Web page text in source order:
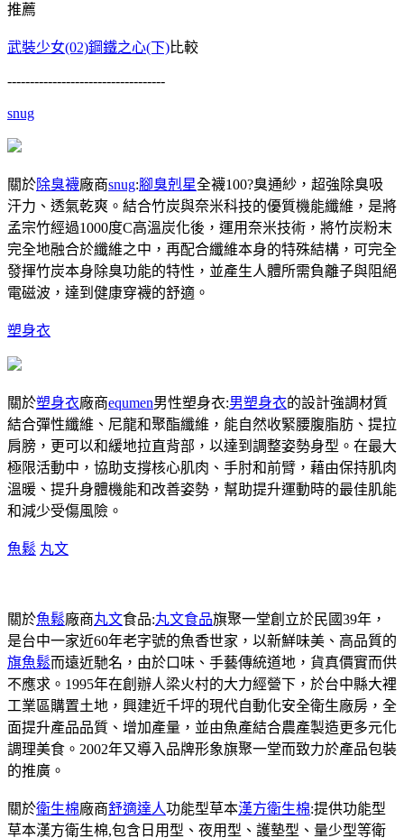
推薦
武裝少女(02)鋼鐵之心(下)比較
-----------------------------------
snug
關於除臭襪廠商snug:腳臭剋星全襪100?臭通紗，超強除臭吸
汗力、透氣乾爽。結合竹炭與奈米科技的優質機能纖維，是將
孟宗竹經過1000度C高溫炭化後，運用奈米技術，將竹炭粉末
完全地融合於纖維之中，再配合纖維本身的特殊結構，可完全
發揮竹炭本身除臭功能的特性，並產生人體所需負離子與阻絕
電磁波，達到健康穿襪的舒適。
塑身衣
關於塑身衣廠商equmen男性塑身衣:男塑身衣的設計強調材質
結合彈性纖維、尼龍和聚酯纖維，能自然收緊腰腹脂肪、提拉
肩膀，更可以和緩地拉直背部，以達到調整姿勢身型。在最大
極限活動中，協助支撐核心肌肉、手肘和前臂，藉由保持肌肉
溫暖、提升身體機能和改善姿勢，幫助提升運動時的最佳肌能
和減少受傷風險。
魚鬆 丸文
關於魚鬆廠商丸文食品:丸文食品旗聚一堂創立於民國39年，
是台中一家近60年老字號的魚香世家，以新鮮味美、高品質的
旗魚鬆而遠近馳名，由於口味、手藝傳統道地，貨真價實而供
不應求。1995年在創辦人梁火村的大力經營下，於台中縣大裡
工業區購置土地，興建近千坪的現代自動化安全衛生廠房，全
面提升產品品質、增加產量，並由魚產結合農產製造更多元化
調理美食。2002年又導入品牌形象旗聚一堂而致力於產品包裝
的推廣。
關於衛生棉廠商舒適達人功能型草本漢方衛生棉:提供功能型
草本漢方衛生棉,包含日用型、夜用型、護墊型、量少型等衛